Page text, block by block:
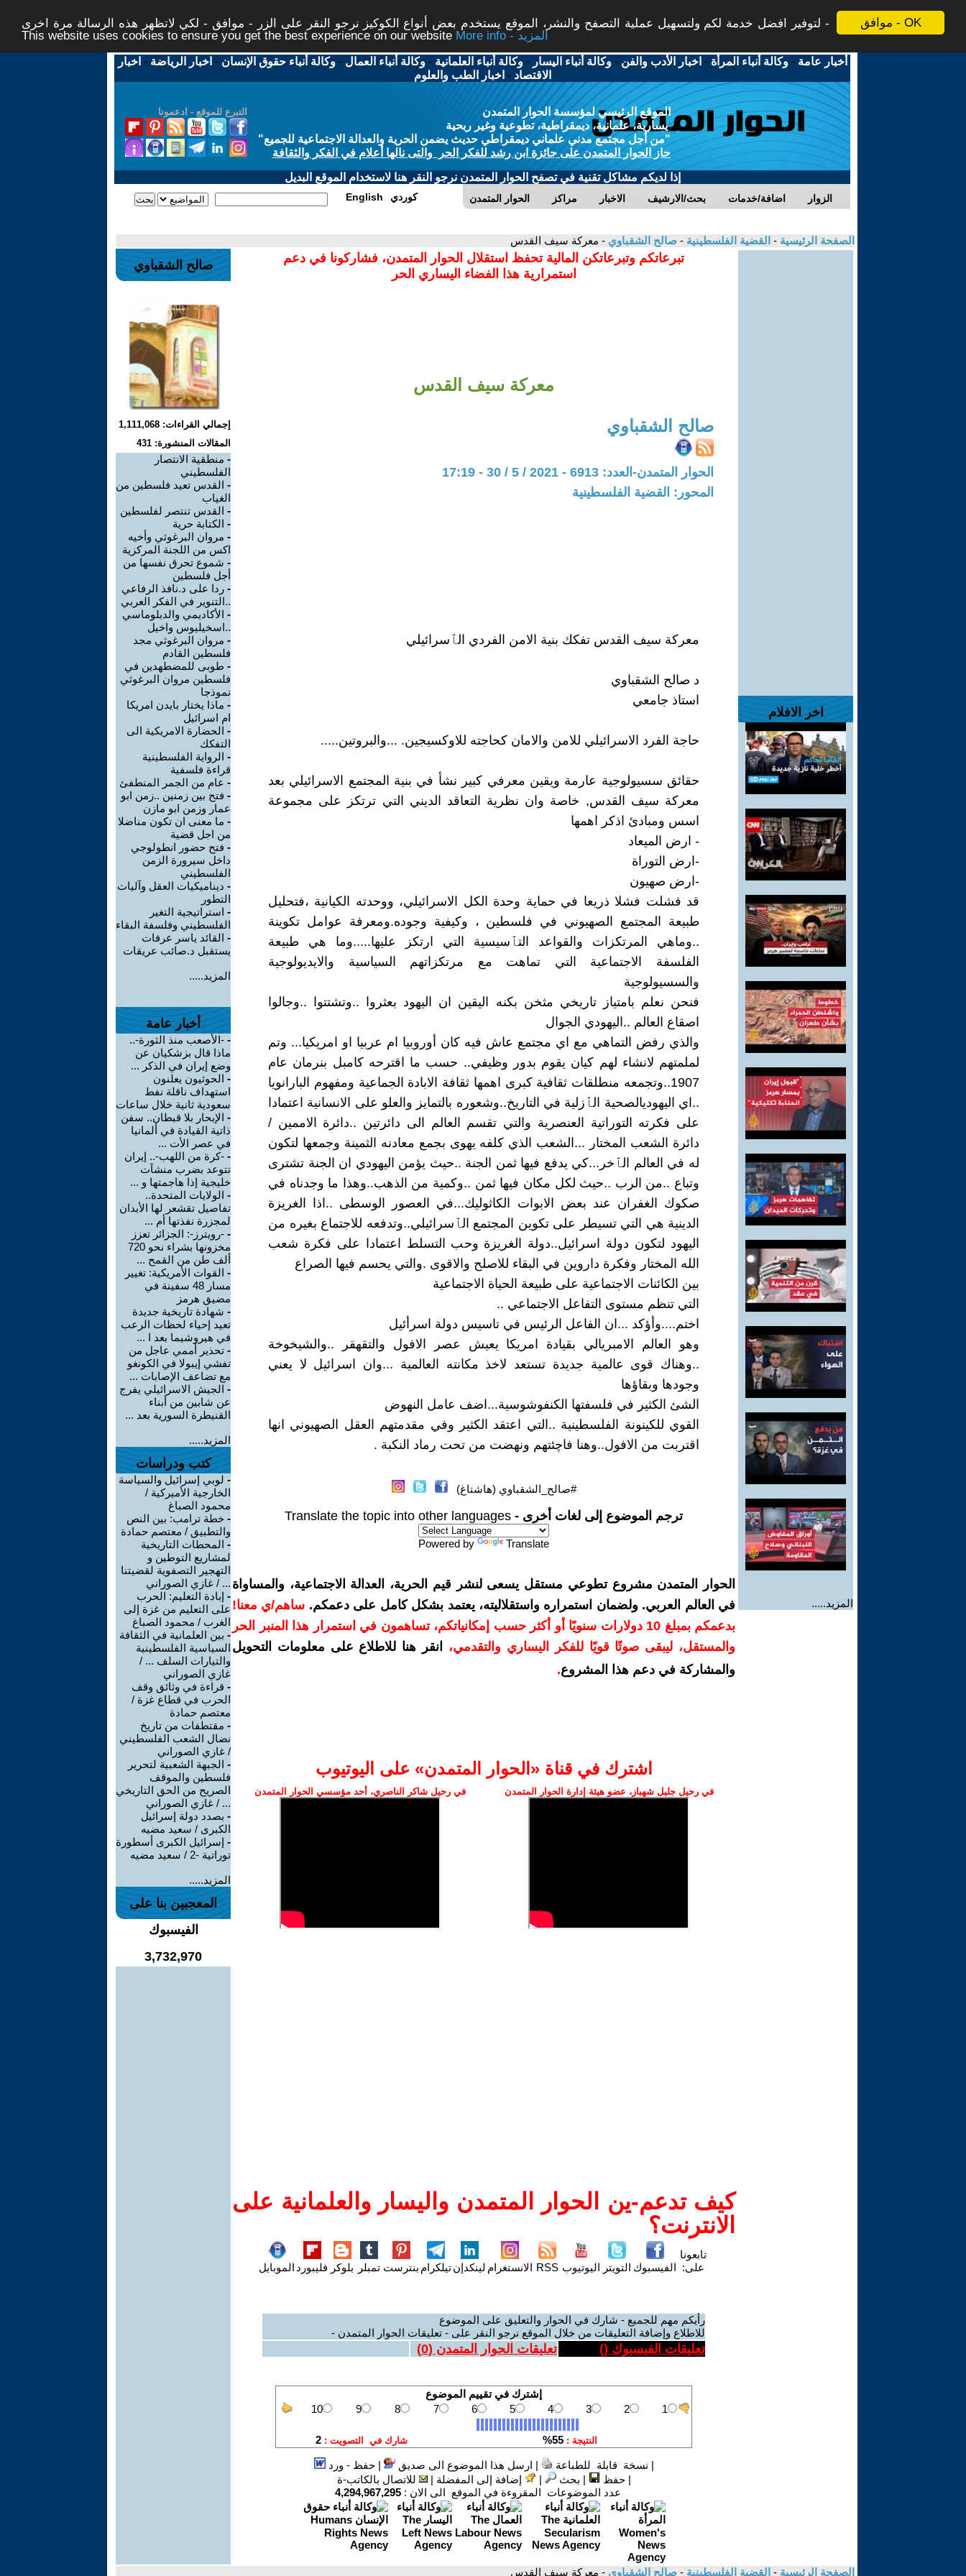
موافق - OK
لتوفير افضل خدمة لكم ولتسهيل عملية التصفح والنشر، الموقع يستخدم بعض أنواع الكوكيز نرجو النقر على الزر - موافق - لكي لاتظهر هذه الرسالة مرة اخرى -
This website uses cookies to ensure you get the best experience on our website
More info - المزيد
أخبار عامة -وكالة أنباء المرأة - اخبار الأدب والفن -وكالة أنباء اليسار -وكالة أنباء العلمانية -وكالة أنباء العمال -وكالة أنباء حقوق الإنسان - اخبار الرياضة - اخبار
الاقتصاد - اخبار الطب والعلوم
التبرع للموقع - ادعمونا
الموقع الرئيسي لمؤسسة الحوار المتمدن
يسارية، علمانية، ديمقراطية، تطوعية وغير ربحية
"من أجل مجتمع مدني علماني ديمقراطي حديث يضمن الحرية والعدالة الاجتماعية للجميع"
حاز الحوار المتمدن على جائزة ابن رشد للفكر الحر والتى نالها أعلام في الفكر والثقافة
إذا لديكم مشاكل تقنية في تصفح الحوار المتمدن نرجو النقر هنا لاستخدام الموقع البديل
الحوار المتمدن مراكز الاخبار بحث/الارشيف اضافة/خدمات الزوار English كوردي
الصفحة الرئيسية - القضية الفلسطينية - صالح الشقباوي - معركة سيف القدس
اخر الافلام
المزيد.....
تبرعاتكم وتبرعاتكن المالية تحفظ استقلال الحوار المتمدن، فشاركونا في دعم
استمرارية هذا الفضاء اليساري الحر
معركة سيف القدس
صالح الشقباوي
الحوار المتمدن-العدد: 6913 - 2021 / 5 / 30 - 17:19
المحور: القضية الفلسطينية
معركة سيف القدس تفكك بنية الامن الفردي الٱسرائيلي
د صالح الشقباوي
استاذ جامعي
حاجة الفرد الاسرائيلي للامن والامان كحاجته للاوكسيجين. ...والبروتين.....
حقائق سسيولوجية عارمة ويقين معرفي كبير نشأ في بنية المجتمع الاسرائيلي بعد
معركة سيف القدس, خاصة وان نظرية التعاقد الديني التي ترتكز على مجموعة
اسس ومبادئ اذكر اهمها
- ارض الميعاد
-ارض التوراة
-ارض صهيون
قد فشلت فشلا ذريعا في حماية وحدة الكل الاسرائيلي، ووحدته الكيانية ،فتحليل
طبيعة المجتمع الصهيوني في فلسطين ، وكيفية وجوده.ومعرفة عوامل تكوينة
..وماهي المرتكزات والقواعد التٱسيسية التي ارتكز عليها.....وما هي طبيعة
الفلسفة الاجتماعية التي تماهت مع مرتكزاتهم السياسية والايديولوجية
والسسيولوجية
فنحن نعلم بامتياز تاريخي مثخن بكنه اليقين ان اليهود بعثروا ..وتشتتوا ..وجالوا
اصقاع العالم ..اليهودي الجوال
والذي رفض التماهي مع اي مجتمع عاش فيه كان أوروبيا ام عربيا او امريكيا... وتم
لملمتهم لانشاء لهم كيان يقوم بدور وظيفي.. حسب ما اقترحه كامبل بنرمان عام
1907..وتجمعه منطلقات ثقافية كبرى اهمها ثقافة الابادة الجماعية ومفهوم البارانويا
..اي اليهوديالصحية الٱزلية في التاريخ..وشعوره بالتمايز والعلو على الانسانية اعتمادا
على فكرته التوراتية العنصرية والتي تقسم العالم الى دائرتين ..دائرة الاممين /
دائرة الشعب المختار ...الشعب الذي كلفه يهوى بجمع معادنه الثمينة وجمعها لتكون
له في العالم الٱخر...كي يدفع فيها ثمن الجنة ..حيث يؤمن اليهودي ان الجنة تشترى
وتباع ..من الرب ..حيث لكل مكان فيها ثمن ..وكمية من الذهب..وهذا ما وجدناه في
صكوك الغفران عند بعض الابوات الكاثوليك...في العصور الوسطى ..اذا الغريزة
الدينية هي التي تسيطر على تكوين المجتمع الٱسرائيلي..وتدفعه للاجتماع بغيره من
اليهود لتكون دولة اسرائيل..دولة الغريزة وحب التسلط اعتمادا على فكرة شعب
الله المختار وفكرة داروين في البقاء للاصلح والاقوى .والتي يحسم فيها الصراع
بين الكائنات الاجتماعية على طبيعة الحياة الاجتماعية
التي تنظم مستوى التفاعل الاجتماعي ..
اختم....وأؤكد ...ان الفاعل الرئيس في تاسيس دولة اسرأئيل
وهو العالم الامبريالي بقيادة امريكا يعيش عصر الافول والتقهقر ..والشيخوخة
..وهناك قوى عالمية جديدة تستعد لاخذ مكانته العالمية ...وان اسرائيل لا يعني
وجودها وبقاؤها
الشئ الكثير في فلسفتها الكنفوشوسية...اضف عامل النهوض
القوي للكينونة الفلسطينية ..التي اعتقد الكثير وفي مقدمتهم العقل الصهيوني انها
اقتربت من الافول..وهنا فاچئتهم ونهضت من تحت رماد النكبة .
#صالح_الشقباوي (هاشتاغ)
ترجم الموضوع إلى لغات أخرى - Translate the topic into other languages
Powered by Translate
الحوار المتمدن مشروع تطوعي مستقل يسعى لنشر قيم الحرية، العدالة الاجتماعية، والمساواة
في العالم العربي. ولضمان استمراره واستقلاليته، يعتمد بشكل كامل على دعمكم. ساهم/ي معنا!
بدعمكم بمبلغ 10 دولارات سنويًا أو أكثر حسب إمكانياتكم، تساهمون في استمرار هذا المنبر الحر
والمستقل، ليبقى صوتًا قويًا للفكر اليساري والتقدمي،
انقر هنا للاطلاع على معلومات التحويل
والمشاركة في دعم هذا المشروع.
اشترك في قناة ‫«الحوار المتمدن» على اليوتيوب
في رحيل جليل شهباز، عضو هيئة إدارة الحوار المتمدن في رحيل شاكر الناصري، أحد مؤسسي الحوار المتمدن
كيف تدعم-ين الحوار المتمدن واليسار والعلمانية على
الانترنت؟
تابعونا
على: الفيسبوك التويتر اليوتيوب RSS الانستغرام لينكدإنتيلكرام بنترست تمبلر بلوكر فليبورد الموبايل
رأيكم مهم للجميع - شارك في الحوار والتعليق على الموضوع
للاطلاع وإضافة التعليقات من خلال الموقع نرجو النقر على - تعليقات الحوار المتمدن -
تعليقات الفيسبوك () تعليقات الحوار المتمدن (0
)
| نسخة قابلة للطباعة | ارسل هذا الموضوع الى صديق |حفظ - ورد
|حفظ | بحث | إضافة إلى المفضلة |
للاتصال بالكاتب-ة
عدد الموضوعات المقروءة في الموقع الى الان : 4,294,967,295
صالح الشقباوي
إجمالي القراءات: 1,111,068
المقالات المنشورة: 431
- منطقية الانتصار
الفلسطيني
- القدس تعيد فلسطين من
الغياب
- القدس تنتصر لفلسطين
- الكتابة حرية
- مروان البرغوثي وأخيه
اكس من اللجنة المركزية
- شموع تحرق نفسها من
أجل فلسطين
- ردا على د.نافذ الرفاعي
..التنوير في الفكر العربي
- الأكاديمي والدبلوماسي
..اسخيليوس واخيل
- مروان البرغوثي مجد
فلسطين القادم
- طوبى للمضطهدين في
فلسطين مروان البرغوثي
نموذجا
- ماذا يختار بايدن امريكا
ام اسرائيل
- الحضارة الامريكية الى
التفكك
- الرواية الفلسطينية
قراءة فلسفية
- عام من الجمر المنطفئ
- فتح بين زمنين ..زمن ابو
عمار وزمن ابو مازن
- ما معنى ان تكون مناضلا
من اجل قضية
- فتح حضور انطولوجي
داخل سيرورة الزمن
الفلسطيني
- ديناميكيات العقل وآليات
التطور
- استراتيجية التغير
الفلسطيني وفلسفة البقاء
- القائد ياسر عرفات
يستقبل د.صائب عريقات
المزيد.....
أخبار عامة
- -الأصعب منذ الثورة-..
ماذا قال بزشكيان عن
وضع إيران في الذكر ...
- الحوثيون يعلنون
استهداف ناقلة نفط
سعودية ثانية خلال ساعات
- الإبحار بلا قبطان.. سفن
ذاتية القيادة في ألمانيا
في عصر الأت ...
- -كرة من اللهب-.. إيران
تتوعد بضرب منشآت
خليجية إذا هاجمتها و ...
- الولايات المتحدة..
تفاصيل تقشعر لها الأبدان
لمجزرة نفذتها أم ...
- -رويترز-: الجزائر تعزز
مخزونها بشراء نحو 720
ألف طن من القمح ...
- القوات الأمريكية: تغيير
مسار 48 سفينة في
مضيق هرمز
- شهادة تاريخية جديدة
تعيد إحياء لحظات الرعب
في هيروشيما بعد ا ...
- تحذير أممي عاجل من
تفشي إيبولا في الكونغو
مع تضاعف الإصابات ...
- الجيش الاسرائيلي يفرج
عن شابين من أبناء
القنيطرة السورية بعد ...
المزيد.....
كتب ودراسات
- لوبي إسرائيل والسياسة
الخارجية الأميركية /
محمود الصباغ
- خطة ترامب: بين النص
والتطبيق / معتصم حمادة
- المحطات التاريخية
لمشاريع التوطين و
التهجير التصفوية لقضيتنا
... / غازي الصوراني
- إبادة التعليم: الحرب
على التعليم من غزة إلى
الغرب / محمود الصباغ
- بين العلمانية في الثقافة
السياسية الفلسطينية
والتيارات السلف ... /
غازي الصوراني
- قراءة في وثائق وقف
الحرب في قطاع غزة /
معتصم حمادة
- مقتطفات من تاريخ
نضال الشعب الفلسطيني
/ غازي الصوراني
- الجبهة الشعبية لتحرير
فلسطين والموقف
الصريح من الحق التاريخي
... / غازي الصوراني
- بصدد دولة إسرائيل
الكبرى / سعيد مضيه
- إسرائيل الكبرى أسطورة
توراتية -2 / سعيد مضيه
المزيد.....
المعجبين بنا على
الفيسبوك
3,732,970
الصفحة الرئيسية - القضية الفلسطينية - صالح الشقباوي - معركة سيف القدس